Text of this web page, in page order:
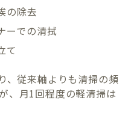
の除去
ーでの清拭
て
、従来軸よりも清掃の頻
、月1回程度の軽清掃は